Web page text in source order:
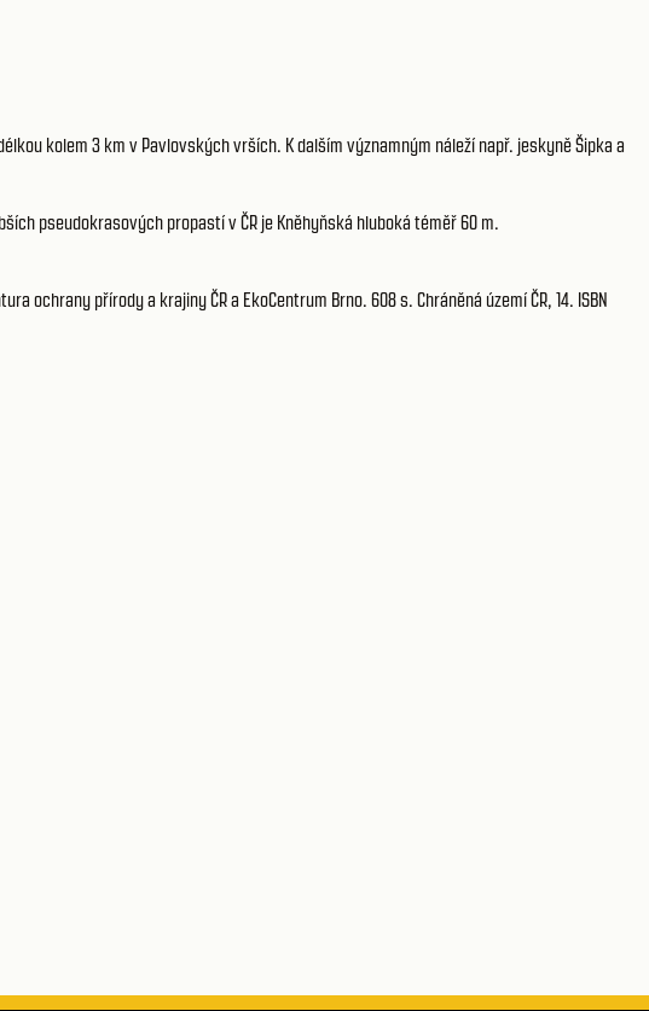
kolem 3 km v Pavlovských vrších. K dalším významným náleží např. jeskyně Šipka a
pseudokrasových propastí v ČR je Kněhyňská hluboká téměř 60 m.
ochrany přírody a krajiny ČR a EkoCentrum Brno. 608 s. Chráněná území ČR, 14. ISBN